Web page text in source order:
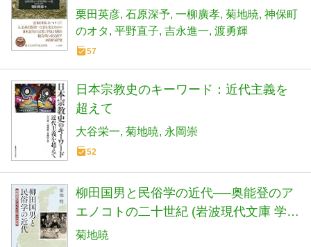
栗田英彦 石原深予 一柳廣孝 菊地暁 神保町
のオタ 平野直子 吉永進一 渡勇輝
57
日本宗教史のキーワード：近代主義を
超えて
大谷栄一 菊地暁 永岡崇
52
柳田国男と民俗学の近代──奥能登のア
エノコトの二十世紀 (岩波現代文庫 学術
485)
菊地暁